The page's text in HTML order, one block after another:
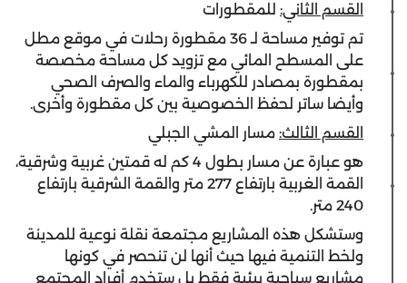
القسم الثاني: للمقطورات
تم توفير مساحة لـ 36 مقطورة رحلات في موقع مطل
على المسطح المائي مع تزويد كل مساحة مخصصة
بمقطورة بمصادر للكهرباء والماء والصرف الصحي
وأيضا ساتر لحفظ الخصوصية بين كل مقطورة وأخرى.
القسم الثالث: مسار المشي الجبلي
هو عبارة عن مسار بطول 4 كم له قمتين غربية وشرقية،
القمة الغربية بارتفاع 277 متر والقمة الشرقية بارتفاع
240 متر.
وستشكل هذه المشاريع مجتمعة نقلة نوعية للمدينة
ولخط التنمية فيها حيث أنها لن تنحصر في كونها
مشاريع سياحية بيئية فقط بل ستخدم أفراد المجتمع